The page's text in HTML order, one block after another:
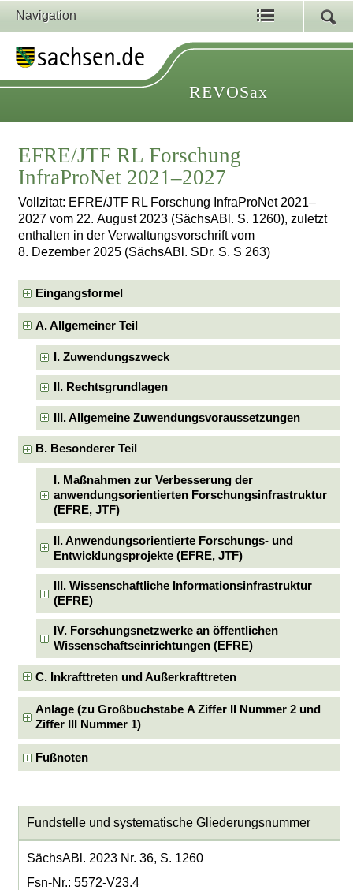
Navigation
REVOSax
EFRE/JTF RL Forschung
InfraProNet 2021–2027
Vollzitat: EFRE/JTF RL Forschung InfraProNet 2021–
2027 vom 22. August 2023 (SächsABl. S. 1260), zuletzt
enthalten in der Verwaltungsvorschrift vom
8. Dezember 2025 (SächsABl. SDr. S. S 263)
Eingangsformel
A. Allgemeiner Teil
I. Zuwendungszweck
II. Rechtsgrundlagen
III. Allgemeine Zuwendungsvoraussetzungen
B. Besonderer Teil
I. Maßnahmen zur Verbesserung der
anwendungsorientierten Forschungsinfrastruktur
(EFRE, JTF)
II. Anwendungsorientierte Forschungs- und
Entwicklungsprojekte (EFRE, JTF)
III. Wissenschaftliche Informationsinfrastruktur
(EFRE)
IV. Forschungsnetzwerke an öffentlichen
Wissenschaftseinrichtungen (EFRE)
C. Inkrafttreten und Außerkrafttreten
Anlage (zu Großbuchstabe A Ziffer II Nummer 2 und
Ziffer III Nummer 1)
Fußnoten
Fundstelle und systematische Gliederungsnummer
SächsABl. 2023 Nr. 36, S. 1260
Fsn-Nr.: 5572-V23.4